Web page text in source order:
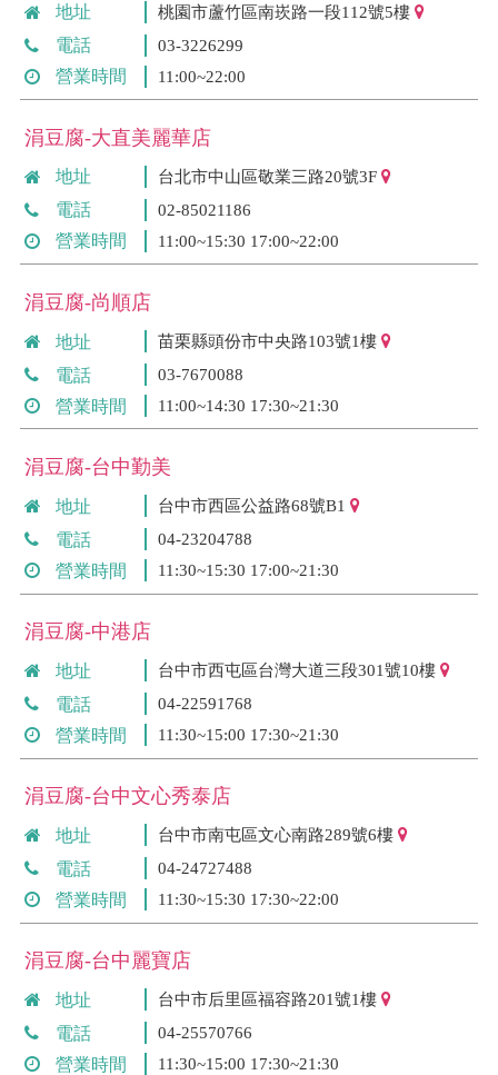
地址 桃園市蘆竹區南崁路一段112號5樓
電話 03-3226299
營業時間 11:00~22:00
涓豆腐-大直美麗華店
地址 台北市中山區敬業三路20號3F
電話 02-85021186
營業時間 11:00~15:30 17:00~22:00
涓豆腐-尚順店
地址 苗栗縣頭份市中央路103號1樓
電話 03-7670088
營業時間 11:00~14:30 17:30~21:30
涓豆腐-台中勤美
地址 台中市西區公益路68號B1
電話 04-23204788
營業時間 11:30~15:30 17:00~21:30
涓豆腐-中港店
地址 台中市西屯區台灣大道三段301號10樓
電話 04-22591768
營業時間 11:30~15:00 17:30~21:30
涓豆腐-台中文心秀泰店
地址 台中市南屯區文心南路289號6樓
電話 04-24727488
營業時間 11:30~15:30 17:30~22:00
涓豆腐-台中麗寶店
地址 台中市后里區福容路201號1樓
電話 04-25570766
營業時間 11:30~15:00 17:30~21:30